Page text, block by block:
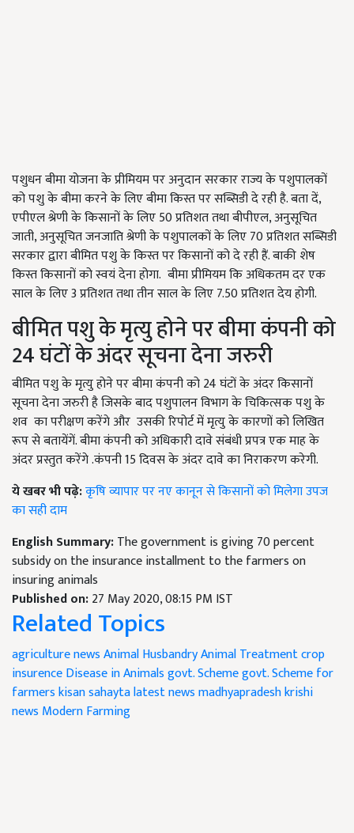
पशुधन बीमा योजना के प्रीमियम पर अनुदान सरकार राज्य के पशुपालकों
को पशु के बीमा करने के लिए बीमा किस्त पर सब्सिडी दे रही है. बता दें,
एपीएल श्रेणी के किसानों के लिए 50 प्रतिशत तथा बीपीएल, अनुसूचित
जाती, अनुसूचित जनजाति श्रेणी के पशुपालकों के लिए 70 प्रतिशत सब्सिडी
सरकार द्वारा बीमित पशु के किस्त पर किसानों को दे रही हैं. बाकी शेष
किस्त किसानों को स्वयं देना होगा. बीमा प्रीमियम कि अधिकतम दर एक
साल के लिए 3 प्रतिशत तथा तीन साल के लिए 7.50 प्रतिशत देय होगी.
बीमित पशु के मृत्यु होने पर बीमा कंपनी को
24 घंटों के अंदर सूचना देना जरुरी
बीमित पशु के मृत्यु होने पर बीमा कंपनी को 24 घंटों के अंदर किसानों
सूचना देना जरुरी है जिसके बाद पशुपालन विभाग के चिकित्सक पशु के
शव का परीक्षण करेंगे और उसकी रिपोर्ट में मृत्यु के कारणों को लिखित
रूप से बतायेंगें. बीमा कंपनी को अधिकारी दावे संबंधी प्रपत्र एक माह के
अंदर प्रस्तुत करेंगे .कंपनी 15 दिवस के अंदर दावे का निराकरण करेगी.
ये खबर भी पढ़े:कृषि व्यापार पर नए कानून से किसानों को मिलेगा उपज
का सही दाम
English Summary:The government is giving 70 percent
subsidy on the insurance installment to the farmers on
insuring animals
Published on:27 May 2020, 08:15 PM IST
Related Topics
agriculture newsAnimal HusbandryAnimal Treatmentcrop
insurenceDisease in Animalsgovt. Schemegovt. Scheme for
farmerskisan sahaytalatest newsmadhyapradesh krishi
news Modern Farming